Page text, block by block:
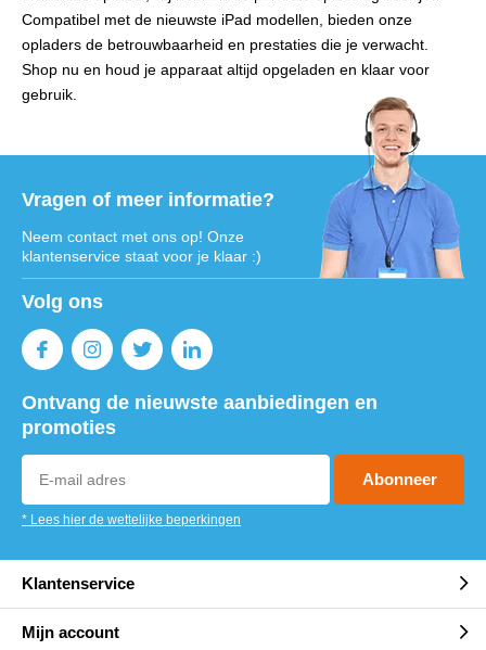
Compatibel met de nieuwste iPad modellen, bieden onze
opladers de betrouwbaarheid en prestaties die je verwacht.
Shop nu en houd je apparaat altijd opgeladen en klaar voor
gebruik.
Vragen of meer informatie?
Neem contact met ons op! Onze
klantenservice staat voor je klaar :)
Volg ons
Ontvang de nieuwste aanbiedingen en
promoties
Abonneer
* Lees hier de wettelijke beperkingen
Klantenservice
Mijn account